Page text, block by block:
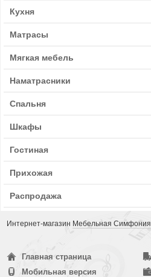
Кухня
Матрасы
Мягкая мебель
Наматрасники
Спальня
Шкафы
Гостиная
Прихожая
Распродажа
Интернет-магазин Мебельная Симфония
Главная страница
Мобильная версия